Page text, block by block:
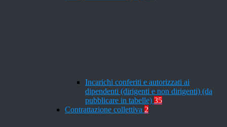
Incarichi conferiti e autorizzati ai
dipendenti (dirigenti e non dirigenti) (da
pubblicare in tabelle) 35
Contrattazione collettiva 2